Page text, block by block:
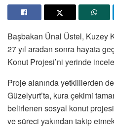
Başbakan Ünal Üstel, Kuzey
27 yıl aradan sonra hayata
Konut Projesi’ni yerinde
Proje alanında yetkililerden
Güzelyurt’ta, kura çekimi
belirlenen sosyal konut
ve süreci yakından takip